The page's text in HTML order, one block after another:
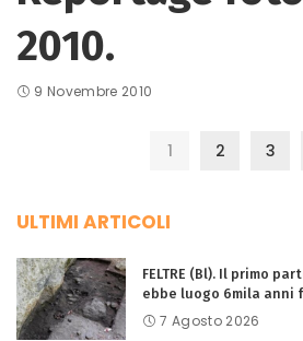
2010.
9 Novembre 2010
1 2 3
ULTIMI ARTICOLI
FELTRE (Bl). Il primo
ebbe luogo 6mila anni
7 Agosto 2026